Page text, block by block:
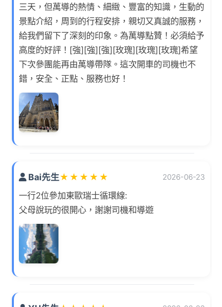
三天，但萬導的熱情、細緻、豐富的知識，生動的
景點介紹，周到的行程安排，親切又真誠的服務，
給我們留下了深刻的印象。為萬導點贊！必須給予
高度的好評！[強][強][強][玫瑰][玫瑰][玫瑰]希望
下次參團能再由萬導帶隊。這次開車的司機也不
錯，安全、正點、服務也好！
Bai先生★ ★ ★ ★ ★ 2026-06-23
一行2位參加東歐瑞士循環線:
父母說玩的很開心，謝謝司機和導遊